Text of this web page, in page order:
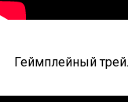
Геймплейный